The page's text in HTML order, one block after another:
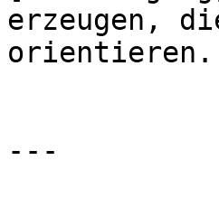
erzeugen,
orientieren.
---